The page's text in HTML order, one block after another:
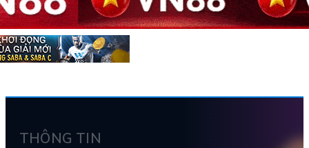
THÔNG TIN